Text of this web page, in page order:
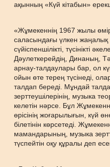
ақынның «Күй кітабын»
«Жұмекеннің 1967 жылы
саласындағы үлкен жаңалық
сүйіспеншілікті, түсінікті
Дәулеткерейдің, Динаның,
арнау-талдаулары бар, ол
ойын өте терең түсінеді,
талдап береді. Мұндай
зерттеушілерінің, музыка
келетін нәрсе. Бұл
өрісінің жоғарылығын, күй
білетінін көрсетеді.
мамандарының, музыка
түспейтін оқу құралы деп